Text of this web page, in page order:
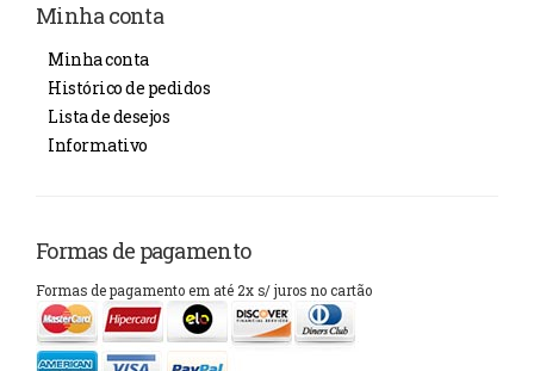
Minha conta
Minha conta
Histórico de pedidos
Lista de desejos
Informativo
Formas de pagamento
Formas de pagamento em até 2x s/ juros no cartão